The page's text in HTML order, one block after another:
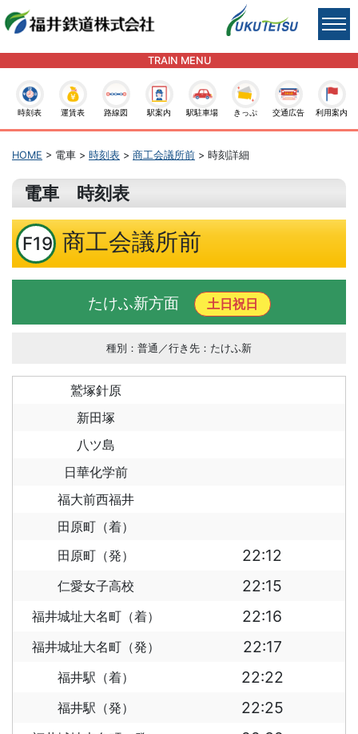
TRAIN MENU
時刻表 運賃表 路線図 駅案内 駅駐車場 きっぷ 交通広告 利用案内
HOME > 電車 > 時刻表 > 商工会議所前 > 時刻詳細
電車 時刻表
F19商工会議所前
たけふ新方面 土日祝日
種別：普通／行き先：たけふ新
鷲塚針原
新田塚
八ツ島
日華化学前
福大前西福井
田原町（着）
田原町（発）
22:12
仁愛女子高校 22:15
福井城址大名町（着） 22:16
福井城址大名町（発） 22:17
福井駅（着） 22:22
福井駅（発） 22:25